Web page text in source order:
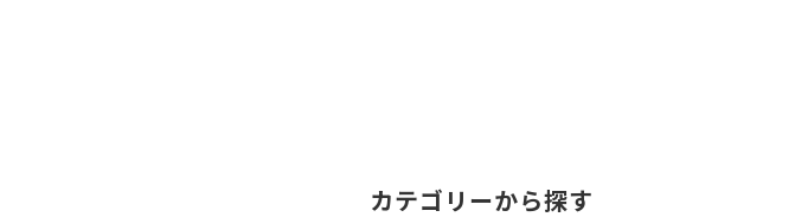
カテゴリーから探す